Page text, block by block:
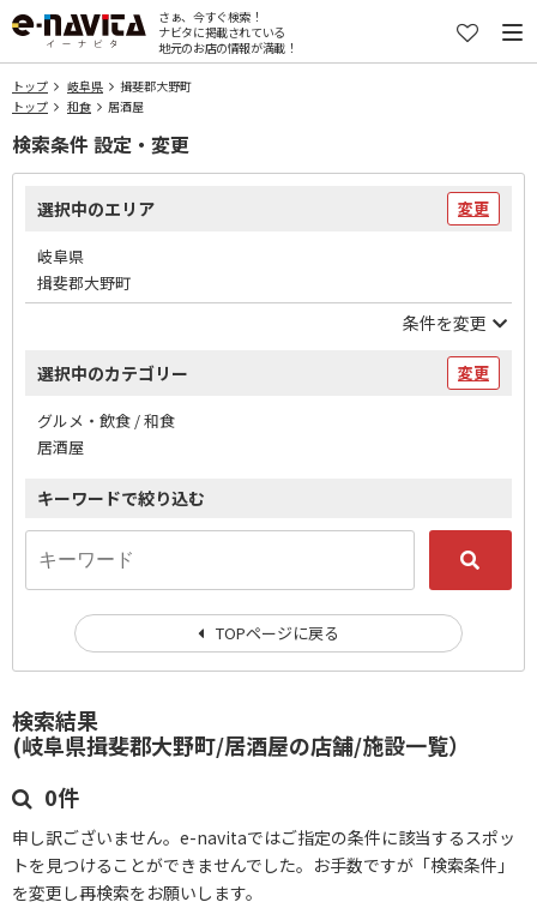
さぁ、今すぐ検索！
ナビタに掲載されている
地元のお店の情報が満載！
トップ 岐阜県
揖斐郡大野町
トップ
和食 居酒屋
検索結果
(岐阜県揖斐郡大野町/居酒屋の店舗/施設一覧）
0件
申し訳ございません。e-navitaではご指定の条件に該当するスポッ
トを見つけることができませんでした。お手数ですが「検索条件」
を変更し再検索をお願いします。
検索条件 設定・変更
選択中のエリア 変更
岐阜県
揖斐郡大野町
条件を変更
選択中のカテゴリー 変更
グルメ・飲食 / 和食
居酒屋
キーワードで絞り込む
TOPページに戻る